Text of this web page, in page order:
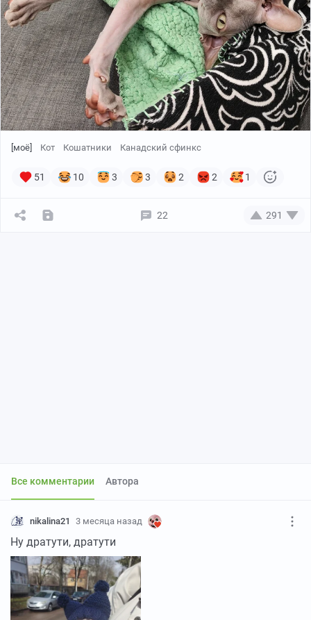
[моё] Кот Кошатники Канадский сфинкс
51 10 3 3 2 2 1
22 291
Все комментарии Автора
nikalina21 3 месяца назад
Ну дратути, дратути